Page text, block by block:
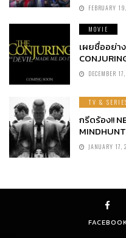
FEBRUARY
MOVIE
เผยชื่ออย่า
DECEMBER
TV &
กรีดร้อง!!
JANUARY 17,